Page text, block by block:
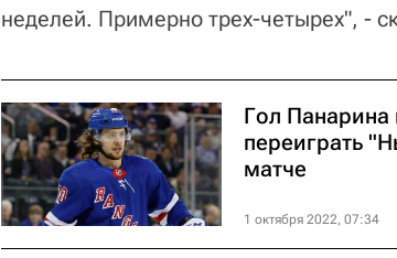
неделей. Примерно трех-четырех", -
Гол
переиграть
матче
1 октября 2022, 07:34